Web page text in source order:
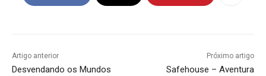
Artigo anterior
Desvendando os Mundos
Próximo artigo
Safehouse – Aventura